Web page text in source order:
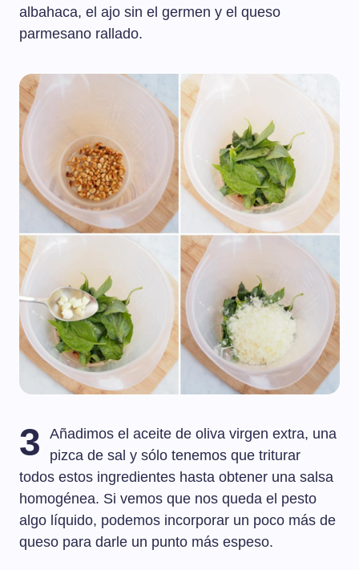
albahaca, el ajo sin el germen y el queso
parmesano rallado.
3
Añadimos el aceite de oliva virgen extra, una
pizca de sal y sólo tenemos que triturar
todos estos ingredientes hasta obtener una salsa
homogénea. Si vemos que nos queda el pesto
algo líquido, podemos incorporar un poco más de
queso para darle un punto más espeso.